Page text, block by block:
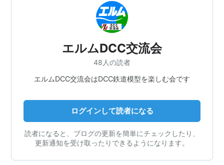
エルムDCC交流会
48人の読者
エルムDCC交流会はDCC鉄道模型を楽しむ会です
ログインして読者になる
読者になると、ブログの更新を簡単にチェックしたり、
更新通知を受け取ったりできるようになります。